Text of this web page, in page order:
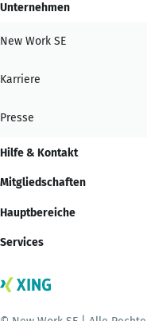
Unternehmen
New Work SE
Karriere
Presse
Hilfe & Kontakt
Mitgliedschaften
Hauptbereiche
Services